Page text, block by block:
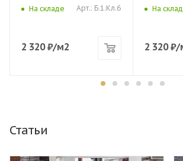
На складе Арт.: Б.1.Кл.6
2 320₽/м2
На
2 320₽/
Статьи